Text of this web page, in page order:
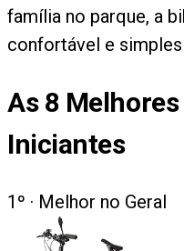
família no parque, a
confortável e simples
As 8
Iniciantes
1 º · Melhor no Geral